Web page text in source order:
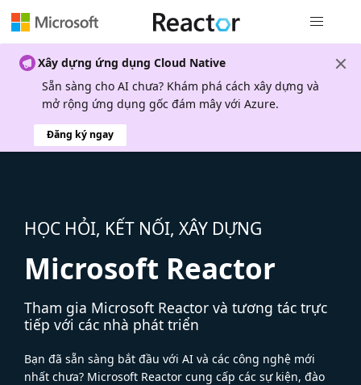
Xây dựng ứng dụng Cloud Native
Sẵn sàng cho AI chưa? Khám phá cách xây dựng và
mở rộng ứng dụng gốc đám mây với Azure.
Đăng ký ngay
HỌC HỎI, KẾT NỐI, XÂY DỰNG
Microsoft Reactor
Tham gia Microsoft Reactor và tương tác trực
tiếp với các nhà phát triển
Bạn đã sẵn sàng bắt đầu với AI và các công nghệ mới
nhất chưa? Microsoft Reactor cung cấp các sự kiện, đào